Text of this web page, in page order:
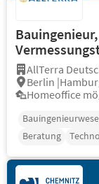
AllTerra
Berlin
Homeoffice
Beratung